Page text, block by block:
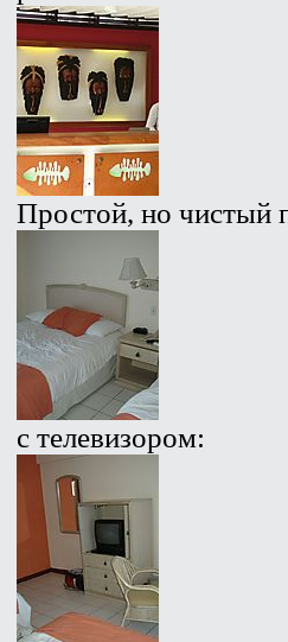
Простой, но чистый
с телевизором: